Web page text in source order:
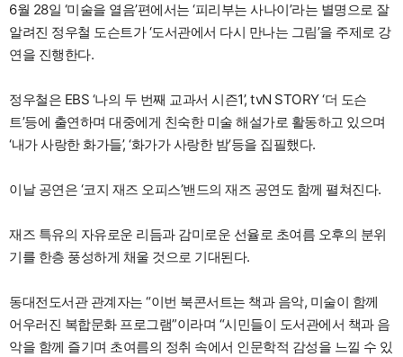
6월 28일 ‘미술을 열음’편에서는 ‘피리부는 사나이’라는 별명으로 잘
알려진 정우철 도슨트가 ‘도서관에서 다시 만나는 그림’을 주제로 강
연을 진행한다.
정우철은 EBS ‘나의 두 번째 교과서 시즌1’, tvN STORY ‘더 도슨
트’등에 출연하며 대중에게 친숙한 미술 해설가로 활동하고 있으며
‘내가 사랑한 화가들’, ‘화가가 사랑한 밤’등을 집필했다.
이날 공연은 ‘코지 재즈 오피스’밴드의 재즈 공연도 함께 펼쳐진다.
재즈 특유의 자유로운 리듬과 감미로운 선율로 초여름 오후의 분위
기를 한층 풍성하게 채울 것으로 기대된다.
동대전도서관 관계자는 “이번 북콘서트는 책과 음악, 미술이 함께
어우러진 복합문화 프로그램”이라며 “시민들이 도서관에서 책과 음
악을 함께 즐기며 초여름의 정취 속에서 인문학적 감성을 느낄 수 있